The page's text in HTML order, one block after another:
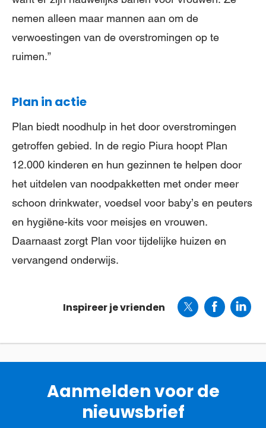
nemen alleen maar mannen aan om de
verwoestingen van de overstromingen op te
ruimen.”
Plan in actie
Plan biedt noodhulp in het door overstromingen
getroffen gebied. In de regio Piura hoopt Plan
12.000 kinderen en hun gezinnen te helpen door
het uitdelen van noodpakketten met onder meer
schoon drinkwater, voedsel voor baby’s en peuters
en hygiëne-kits voor meisjes en vrouwen.
Daarnaast zorgt Plan voor tijdelijke huizen en
vervangend onderwijs.
Inspireer je vrienden
Aanmelden voor de
nieuwsbrief